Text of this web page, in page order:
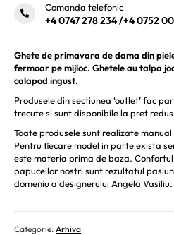
Comanda telefonic
+4 0747 278 234/+4 0752
Ghete de primavara de dama din
fermoar pe mijloc. Ghetele au talpa
calapod ingust.
Produsele din sectiunea ‘outlet’ fac
trecute si sunt disponibile la pret
Toate produsele sunt realizate
Pentru fiecare model in parte exista
este materia prima de baza.
papuceilor nostri sunt rezultatul
domeniu a designerului Angela Vasiliu.
Categorie: Arhiva